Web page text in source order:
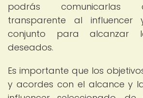
podrás comunicarlas
transparente al
conjunto para alcanzar
deseados.
Es importante que los
y acordes con el alcance y